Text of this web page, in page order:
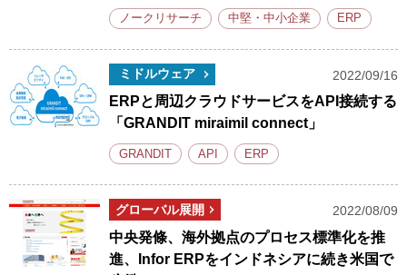
ノークリサーチ 中堅・中小企業 ERP
ミドルウェア 2022/09/16
ERPと周辺クラウドサービスをAPI接続する
「GRANDIT miraimil connect」
GRANDIT API ERP
グローバル展開 2022/08/09
中央発條、海外拠点のプロセス標準化を推
進、Infor ERPをインドネシアに続き米国で